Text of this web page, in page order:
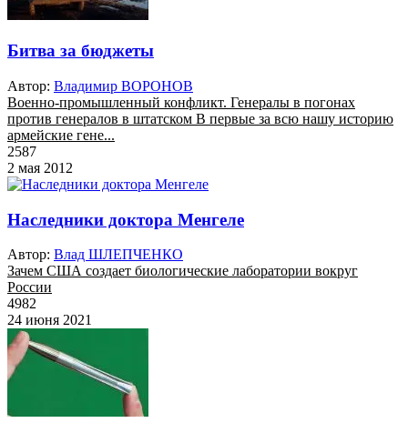
Битва за бюджеты
Автор: Владимир ВОРОНОВ
Военно-промышленный конфликт. Генералы в погонах
против генералов в штатском В первые за всю нашу историю
армейские гене...
2587
2 мая 2012
Наследники доктора Менгеле
Автор: Влад ШЛЕПЧЕНКО
Зачем США создает биологические лаборатории вокруг
России
4982
24 июня 2021